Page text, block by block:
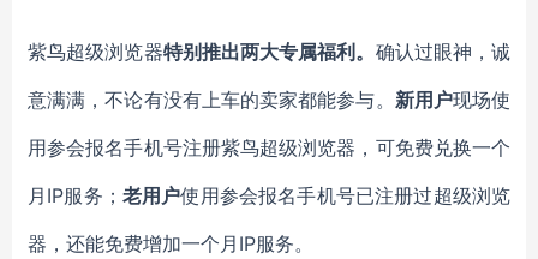
紫鸟超级浏览器特别推出两大专属福利。 确认过眼神，诚
意满满，不论有没有上车的卖家都能参与。 新用户现场使
用参会报名手机号注册紫鸟超级浏览器，可免费兑换一个
月IP服务； 老用户使用参会报名手机号已注册过超级浏览
器，还能免费增加一个月IP服务。